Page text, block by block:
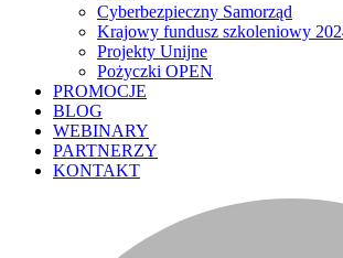
Cyberbezpieczny Samorząd
Krajowy fundusz szkoleniowy
Projekty Unijne
Pożyczki OPEN
PROMOCJE
BLOG
WEBINARY
PARTNERZY
KONTAKT